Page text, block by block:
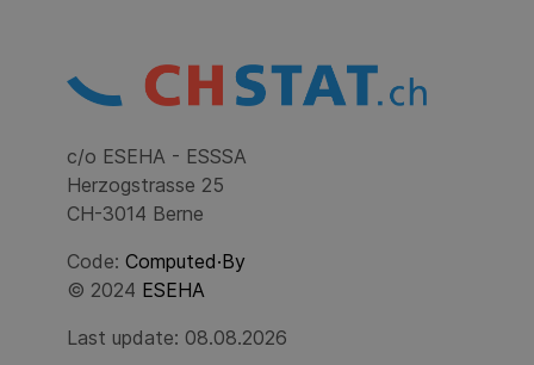
c/o ESEHA - ESSSA
Herzogstrasse 25
CH-3014 Berne
Code: Computed·By
© 2024 ESEHA
Last update: 08.08.2026